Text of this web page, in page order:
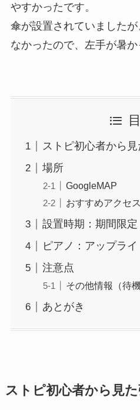
やすかったです。
傘が設置されていました
なかったので、左手が暑か
ストピ初心者から見
場所
GoogleMAP
おすすめアクセ
設置時期：期間限定
ピアノ：アップライ
注意点
その他情報（待
あとがき
ストピ初心者から見